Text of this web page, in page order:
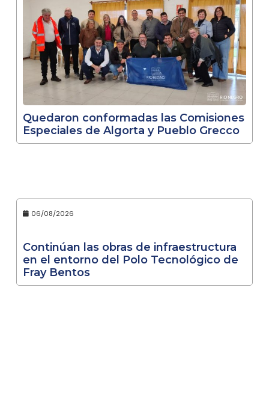
Quedaron conformadas las Comisiones
Especiales de Algorta y Pueblo Grecco
06/08/2026
Continúan las obras de infraestructura
en el entorno del Polo Tecnológico de
Fray Bentos